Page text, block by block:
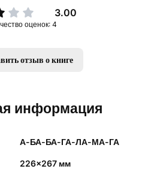
3.00
оценок: 4
отзыв о книге
информация
А-БА-БА-ГА-ЛА-МА-ГА
226×267 мм